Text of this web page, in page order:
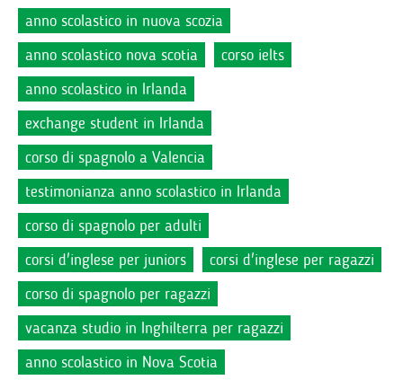
anno scolastico in nuova scozia
anno scolastico nova scotia
corso ielts
anno scolastico in Irlanda
exchange student in Irlanda
corso di spagnolo a Valencia
testimonianza anno scolastico in Irlanda
corso di spagnolo per adulti
corsi d'inglese per juniors
corsi d'inglese per ragazzi
corso di spagnolo per ragazzi
vacanza studio in Inghilterra per ragazzi
anno scolastico in Nova Scotia